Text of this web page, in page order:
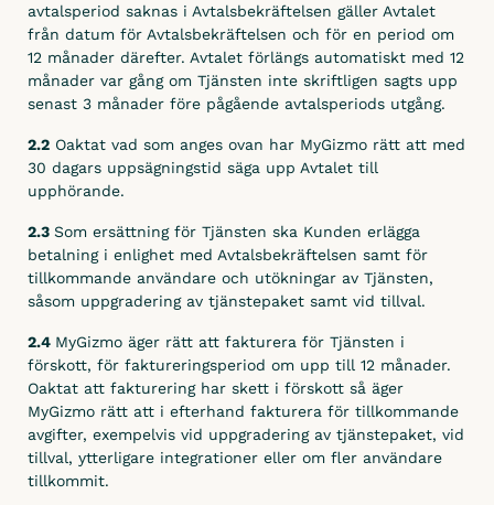
Fakturaunderlag
Löneunderlag
ÄTA – hantering
Leverantörsfaktura
Byggdagbok
Dokumenthantering
Formulär & Checklistor
Attestering
Prislistor
Integrera
avtalsperiod saknas i Avtalsbekräftelsen gäller Avtalet
från datum för Avtalsbekräftelsen och för en period om
12 månader därefter. Avtalet förlängs automatiskt med 12
månader var gång om Tjänsten inte skriftligen sagts upp
senast 3 månader före pågående avtalsperiods utgång.
2.2 Oaktat vad som anges ovan har MyGizmo rätt att med
30 dagars uppsägningstid säga upp Avtalet till
upphörande.
2.3 Som ersättning för Tjänsten ska Kunden erlägga
betalning i enlighet med Avtalsbekräftelsen samt för
tillkommande användare och utökningar av Tjänsten,
såsom uppgradering av tjänstepaket samt vid tillval.
2.4 MyGizmo äger rätt att fakturera för Tjänsten i
förskott, för faktureringsperiod om upp till 12 månader.
Oaktat att fakturering har skett i förskott så äger
MyGizmo rätt att i efterhand fakturera för tillkommande
avgifter, exempelvis vid uppgradering av tjänstepaket, vid
tillval, ytterligare integrationer eller om fler användare
tillkommit.